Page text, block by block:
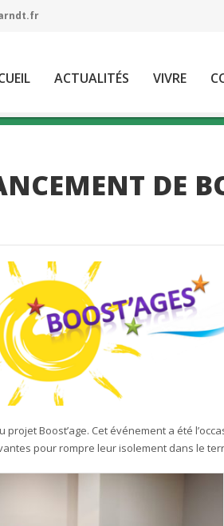
ACTUALITÉS VIVRE
DE
projet Boost’age. Cet événement a été
pour rompre leur isolement dans le